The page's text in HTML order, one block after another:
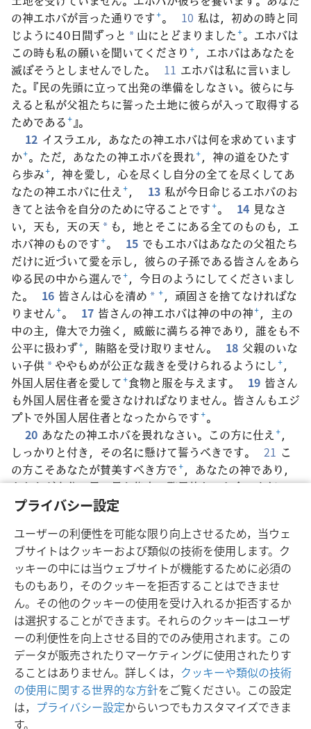
プライバシー設定
ユーザーの利便性を可能な限り向上させるため，当ウェ
ブサイトはクッキーおよび類似の技術を使用します。ク
ッキーの中には当ウェブサイトが機能するために必須の
ものもあり，そのクッキーを拒否することはできませ
ん。その他のクッキーの使用を受け入れるか拒否するか
は選択することができます。それらのクッキーはユーザ
ーの利便性を向上させる目的でのみ使用されます。この
データが販売されたりマーケティングに使用されたりす
ることはありません。詳しくは， クッキーや類似の技術
の使用に関する世界的な方針をご覧ください。この設定
は， プライバシー設定からいつでもカスタマイズできま
す。
の神エホバが言った通りです+。 10 私は，初めの時と同
じように40日間ずっと * 山にとどまりました+。エホバは
この時も私の願いを聞いてくださり +，エホバはあなたを
滅ぼそうとしませんでした。
11 エホバは私に言いまし
た。『民の先頭に立って出発の準備をしなさい。彼らに与
えると私が父祖たちに誓った土地に彼らが入って取得する
ためである+』。
12 イスラエル，あなたの神エホバは何を求めています
か+。ただ，あなたの神エホバを畏れ+，神の道をひたす
ら歩み+，神を愛し，心を尽くし自分の全てを尽くしてあ
なたの神エホバに仕え+， 13 私が今日命じるエホバのお
きてと法令を自分のために守ることです+。 14 見なさ
い，天も，天の天 * も，地とそこにある全てのものも，エ
ホバ神のものです+。 15 でもエホバはあなたの父祖たち
だけに近づいて愛を示し，彼らの子孫である皆さんをあら
ゆる民の中から選んで+，今日のようにしてくださいまし
た。
16 皆さんは心を清め * +，頑固さを捨てなければな
りません+。 17 皆さんの神エホバは神の中の神+，主の
中の主，偉大で力強く，威厳に満ちる神であり，誰をも不
公平に扱わず+，賄賂を受け取りません。 18 父親のいな
い子供 * ややもめが公正な裁きを受けられるようにし+，
外国人居住者を愛して+食物と服を与えます。 19 皆さん
も外国人居住者を愛さなければなりません。皆さんもエジ
プトで外国人居住者となったからです+。
20 あなたの神エホバを畏れなさい。この方に仕え+，
しっかりと付き，その名に懸けて誓うべきです。
21 こ
の方こそあなたが賛美すべき方で+，あなたの神であり，
あなたが自分の目で見た偉大で驚異的なこと全てを行って
くださった方です+。
くしました+。
日本語 シェアする 設定
Copyright© 2026 Watch Tower Bible and Tract Society of Pennsylvania
利用規約
プライバシーに関する方針 プライバシー設定
JW.ORG
ログイン